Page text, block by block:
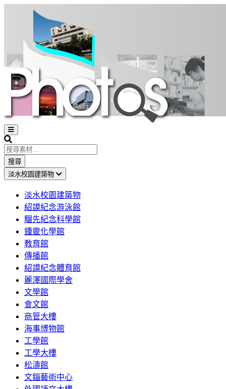
Open
sidebar
Search
搜尋
淡水校園建築物
淡水校園建築物
紹謨紀念游泳館
騮先紀念科學館
鍾靈化學館
教育館
傳播館
紹謨紀念體育館
麗澤國際學舍
文學館
會文館
商管大樓
海事博物館
工學館
工學大樓
松濤館
文錙藝術中心